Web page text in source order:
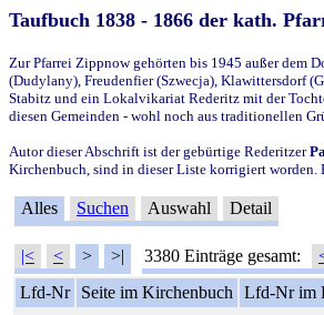
Taufbuch 1838 - 1866 der kath.
Zur Pfarrei Zippnow gehörten bis 1945 außer dem
(Dudylany), Freudenfier (Szwecja), Klawittersdorf
Stabitz und ein Lokalvikariat Rederitz mit der
diesen Gemeinden - wohl noch aus traditionellen
Autor dieser Abschrift ist der gebürtige Rederitzer
Kirchenbuch, sind in dieser Liste korrigiert worden.
Alles Suchen Auswahl Detail
|< < > >| 3380 Einträge gesamt:
Lfd-Nr
Seite im Kirchenbuch Lfd-Nr im